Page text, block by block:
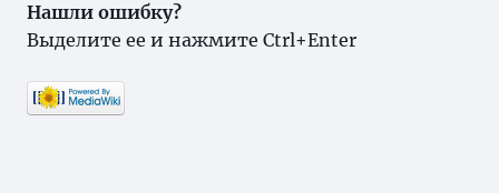
Нашли ошибку?
Выделите ее и нажмите Ctrl+Enter